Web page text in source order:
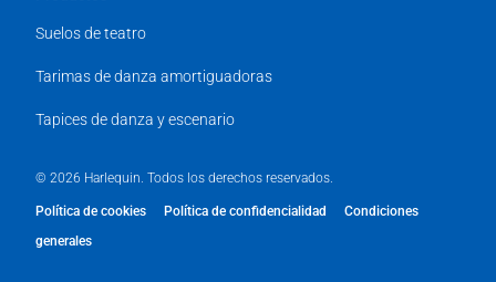
Suelos de teatro
Tarimas de danza amortiguadoras
Tapices de danza y escenario
© 2026 Harlequin. Todos los derechos reservados.
Política de cookies Política de confidencialidad
Condiciones
generales